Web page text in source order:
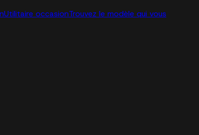
Utilitaire occasionTrouvez le modèle qui vous